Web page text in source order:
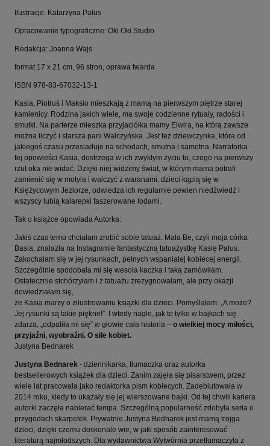
Ilustracje: Katarzyna Palus
Opracowanie typograficzne: Oki Oki Studio
Redakcja: Joanna Wajs
format 17 x 21 cm, 96 stron, oprawa twarda
ISBN 978-83-67032-13-1
Kasia, Piotruś i Maksio mieszkają z mamą na pierwszym piętrze starej
kamienicy. Rodzina jakich wiele, ma swoje codzienne rytuały, radości i
smutki. Na parterze mieszka przyjaciółka mamy Elwira, na którą zawsze
można liczyć i starsza pani Walczyńska. Jest też dziewczynka, która od
jakiegoś czasu przesiaduje na schodach, smutna i samotna. Narratorka
tej opowieści Kasia, dostrzega w ich zwykłym życiu to, czego na pierwszy
rzut oka nie widać. Dzięki niej widzimy świat, w którym mama potrafi
zamienić się w motyla i walczyć z waranami, dzieci kąpią się w
Księżycowym Jeziorze, odwiedza ich regularnie pewien niedźwiedź i
wszyscy lubią kalarepki faszerowane lodami.
Tak o książce opowiada Autorka:
Jakiś czas temu chciałam zrobić sobie tatuaż. Mała Be, czyli moja córka
Basia, znalazła na Instagramie fantastyczną tatuażystkę Kasię Palus.
Zakochałam się w jej rysunkach, pełnych wspaniałej kobiecej energii.
Szczególnie spodobała mi się wesoła kaczka i taką zamówiłam.
Ostatecznie stchórzyłam i z tatuażu zrezygnowałam, ale przy okazji
dowiedziałam się,
że Kasia marzy o zilustrowaniu książki dla dzieci. Pomyślałam: „A może?
Jej rysunki są takie piękne!”. I wtedy nagle, jak to tylko w bajkach się
zdarza, „odpaliła mi się” w głowie cała historia – o wielkiej mocy miłości,
przyjaźni, wyobraźni. O sile kobiet.
Justyna Bednarek
Justyna Bednarek - dziennikarka, tłumaczka oraz autorka
bestsellerowych książek dla dzieci. Zanim zajęła się pisarstwem, przez
wiele lat pracowała jako redaktorka pism kobiecych. Zadebiutowała w
2014 roku, kiedy to ukazały się jej wierszowane bajki. Od tej chwili kariera
autorki zaczęła nabierać tempa. Szczególną popularność zdobyła seria o
przygodach skarpetek. Prywatnie Justyna Bednarek jest mamą trojga
dzieci, dzięki czemu doskonale wie, w jaki sposób zainteresować
literaturą najmłodszych. Dla wydawnictwa Wytwórnia przetłumaczyła z